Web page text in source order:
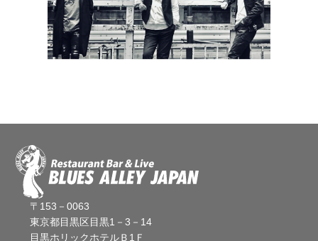
〒153－0063
東京都目黒区目黒1－3－14
目黒ホリックホテルＢ1Ｆ